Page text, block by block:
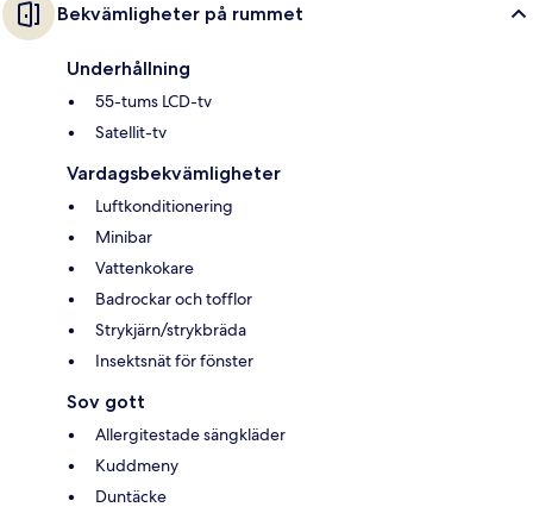
Bekvämligheter på rummet
Underhållning
55-tums LCD-tv
Satellit-tv
Vardagsbekvämligheter
Luftkonditionering
Minibar
Vattenkokare
Badrockar och tofflor
Strykjärn/strykbräda
Insektsnät för fönster
Sov gott
Allergitestade sängkläder
Kuddmeny
Duntäcke